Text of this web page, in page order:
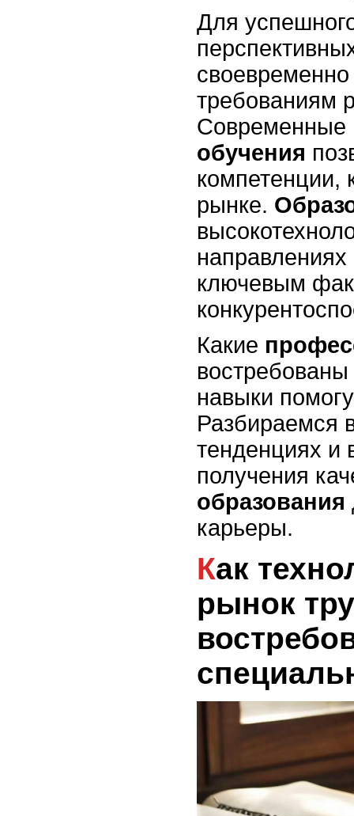
Для
своевременно
требованиям
Современные
обучения
компетенции,
рынке.
направлениях
ключевым
Какие
навыки
Разбираемся
тенденциях и
получения
образования
карьеры.
Как технологии меняют
рынок